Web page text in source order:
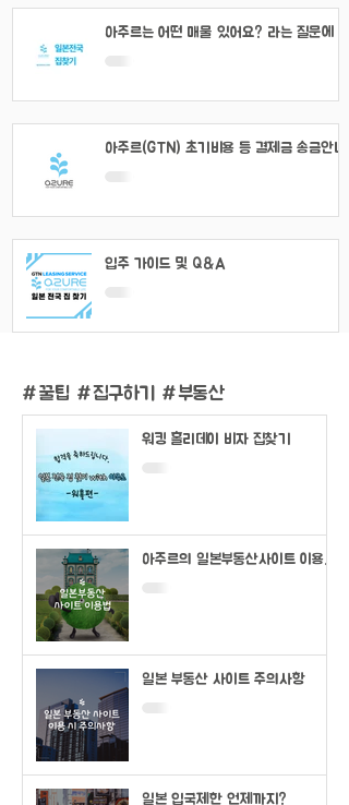
아주르는 어떤 매물 있어요? 라는 질문에 대
아주르(GTN) 초기비용 등 결제금 송금안내
입주 가이드 및 Q&A
#꿀팁 #집구하기 #부동산
워킹 홀리데이 비자 집찾기
아주르의 일본부동산사이트 이용법
일본 부동산 사이트 주의사항
일본 입국제한 언제까지?